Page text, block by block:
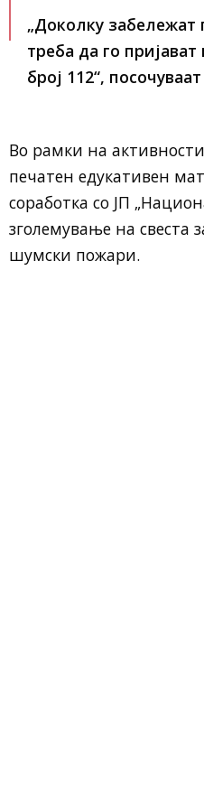
„Доколку
треба да го
број 112“,
Во рамки на
печатен едукативен
соработка со ЈП
зголемување на свеста
шумски пожари.